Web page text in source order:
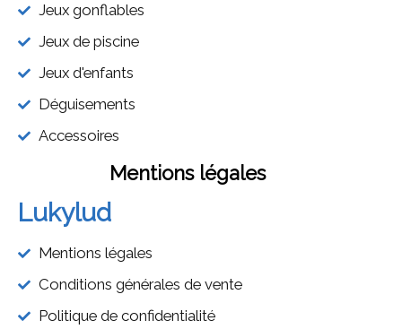
Jeux gonflables
Jeux de piscine
Jeux d'enfants
Déguisements
Accessoires
Mentions légales
Lukylud
Mentions légales
Conditions générales de vente
Politique de confidentialité